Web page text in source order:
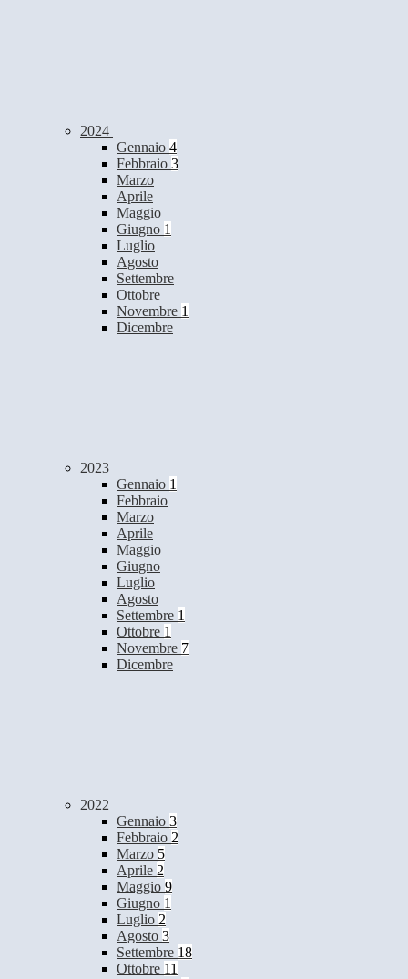
2024
Gennaio 4
Febbraio 3
Marzo
Aprile
Maggio
Giugno 1
Luglio
Agosto
Settembre
Ottobre
Novembre 1
Dicembre
2023
Gennaio 1
Febbraio
Marzo
Aprile
Maggio
Giugno
Luglio
Agosto
Settembre 1
Ottobre 1
Novembre 7
Dicembre
2022
Gennaio 3
Febbraio 2
Marzo 5
Aprile 2
Maggio 9
Giugno 1
Luglio 2
Agosto 3
Settembre 18
Ottobre 11